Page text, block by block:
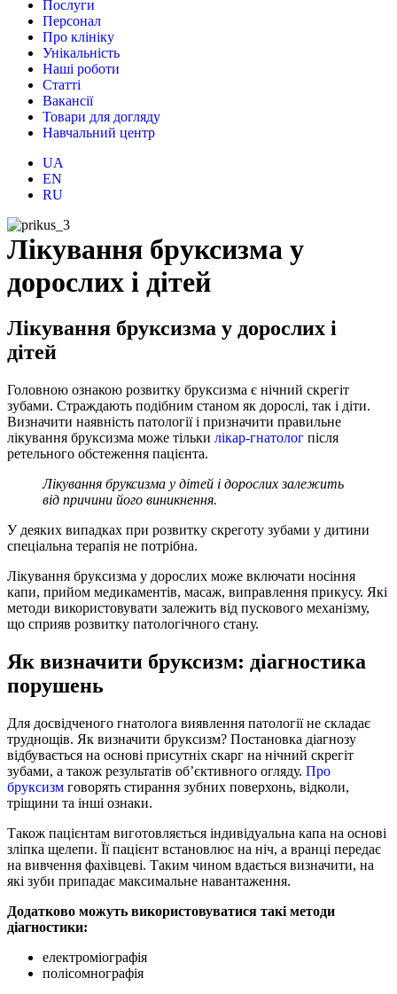
Послуги
Персонал
Про клініку
Унікальність
Наші роботи
Статті
Вакансії
Товари для догляду
Навчальний центр
UA
EN
RU
Лікування бруксизма у
дорослих і дітей
Лікування бруксизма у дорослих і
дітей
Головною ознакою розвитку бруксизма є нічний скрегіт
зубами. Страждають подібним станом як дорослі, так і діти.
Визначити наявність патології і призначити правильне
лікування бруксизма може тільки лікар-гнатолог після
ретельного обстеження пацієнта.
Лікування бруксизма у дітей і дорослих залежить
від причини його виникнення.
У деяких випадках при розвитку скреготу зубами у дитини
спеціальна терапія не потрібна.
Лікування бруксизма у дорослих може включати носіння
капи, прийом медикаментів, масаж, виправлення прикусу. Які
методи використовувати залежить від пускового механізму,
що сприяв розвитку патологічного стану.
Як визначити бруксизм: діагностика
порушень
Для досвідченого гнатолога виявлення патології не складає
труднощів. Як визначити бруксизм? Постановка діагнозу
відбувається на основі присутніх скарг на нічний скрегіт
зубами, а також результатів об’єктивного огляду. Про
бруксизм говорять стирання зубних поверхонь, відколи,
тріщини та інші ознаки.
Також пацієнтам виготовляється індивідуальна капа на основі
зліпка щелепи. Її пацієнт встановлює на ніч, а вранці передає
на вивчення фахівцеві. Таким чином вдається визначити, на
які зуби припадає максимальне навантаження.
Додатково можуть використовуватися такі методи
діагностики:
електроміографія
полісомнографія